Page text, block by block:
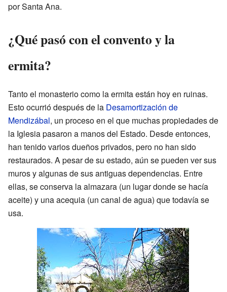
por Santa Ana.
¿Qué pasó con el convento y la
ermita?
Tanto el monasterio como la ermita están hoy en ruinas.
Esto ocurrió después de la Desamortización de
Mendizábal, un proceso en el que muchas propiedades de
la Iglesia pasaron a manos del Estado. Desde entonces,
han tenido varios dueños privados, pero no han sido
restaurados. A pesar de su estado, aún se pueden ver sus
muros y algunas de sus antiguas dependencias. Entre
ellas, se conserva la almazara (un lugar donde se hacía
aceite) y una acequia (un canal de agua) que todavía se
usa.